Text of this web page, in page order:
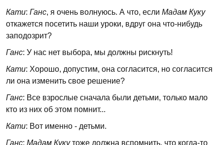
Кати: Ганс, я очень волнуюсь. А что, если Мадам Куку
откажется посетить наши уроки, вдруг она что-нибудь
заподозрит?
Ганс: У нас нет выбора, мы должны рискнуть!
Кати: Хорошо, допустим, она согласится, но согласится
ли она изменить свое решение?
Ганс: Все взрослые сначала были детьми, только мало
кто из них об этом помнит...
Кати: Вот именно - детьми.
Ганс: Мадам Кукутоже должна вспомнить, что когда-то